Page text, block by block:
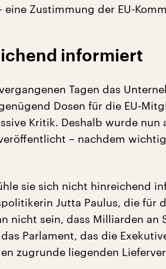
eine Zustimmung der EU-
informiert
Tagen das
Dosen für die EU-
Kritik. Deshalb wurde nun
– nachdem
sie sich nicht hinreichend
Jutta Paulus, die für
nicht sein, dass Milliarden an
Parlament, das die
zugrunde liegenden